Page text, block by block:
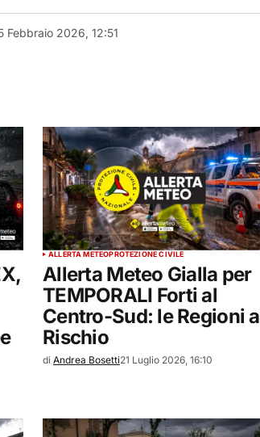
Febbraio 2026, 12:51
ALLERTA METEOPROTEZIONE CIVILE
Allerta Meteo Gialla per
TEMPORALI Forti al
Centro-Sud: le Regioni a
Rischio
di Andrea Bosetti21 Luglio 2026, 16:10